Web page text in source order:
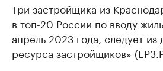
Три застройщика из
в топ-20 России по вводу
апрель 2023 года, следует из
ресурса застройщиков»